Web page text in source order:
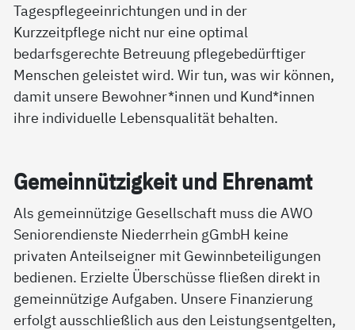
Tagespflegeeinrichtungen und in der
Kurzzeitpflege nicht nur eine optimal
bedarfsgerechte Betreuung pflegebedürftiger
Menschen geleistet wird. Wir tun, was wir können,
damit unsere Bewohner*innen und Kund*innen
ihre individuelle Lebensqualität behalten.
Ge­mein­nüt­zig­keit und Eh­ren­amt
Als gemeinnützige Gesellschaft muss die AWO
Seniorendienste Niederrhein gGmbH keine
privaten Anteilseigner mit Gewinnbeteiligungen
bedienen. Erzielte Überschüsse fließen direkt in
gemeinnützige Aufgaben. Unsere Finanzierung
erfolgt ausschließlich aus den Leistungsentgelten,